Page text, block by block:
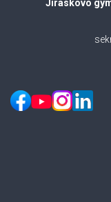
Jiráskovo